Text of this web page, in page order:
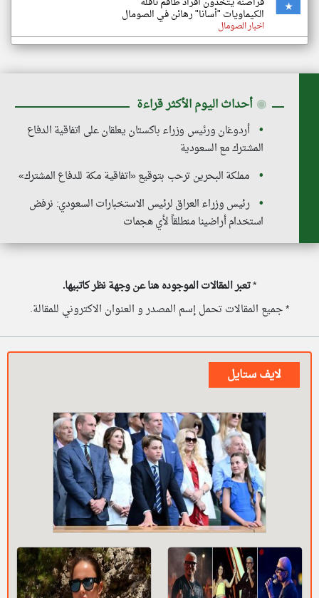
الكيماويات "أسانا" رهائن في الصومال
اخبار الصومال
◉ أحداث اليوم الأكثر قراءة
أردوغان ورئيس وزراء باكستان يعلقان على اتفاقية الدفاع
المشترك مع السعودية
مملكة البحرين ترحب بتوقيع «اتفاقية مكة للدفاع المشترك»
رئيس وزراء العراق لرئيس الاستخبارات السعودي: نرفض
استخدام أراضينا منطلقاً لأي هجمات
*تعبر المقالات الموجوده هنا عن وجهة نظر كاتبيها.
* جميع المقالات تحمل إسم المصدر و العنوان الاكتروني للمقالة.
لايف ستايل